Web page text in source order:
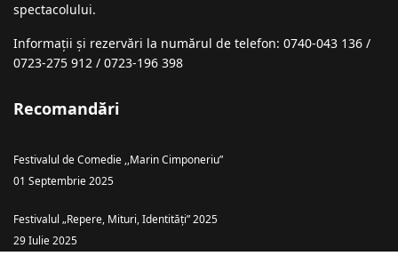
spectacolului.
Informații şi rezervări la numărul de telefon: 0740-043 136 /
0723-275 912 / 0723-196 398
Recomandări
Festivalul de Comedie ,,Marin Cimponeriu”
01 Septembrie 2025
Festivalul „Repere, Mituri, Identități” 2025
29 Iulie 2025